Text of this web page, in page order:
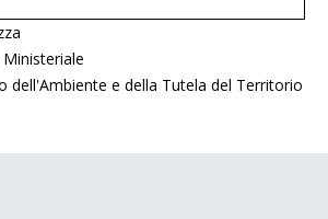
dell'Ambiente e della Tutela del Territorio